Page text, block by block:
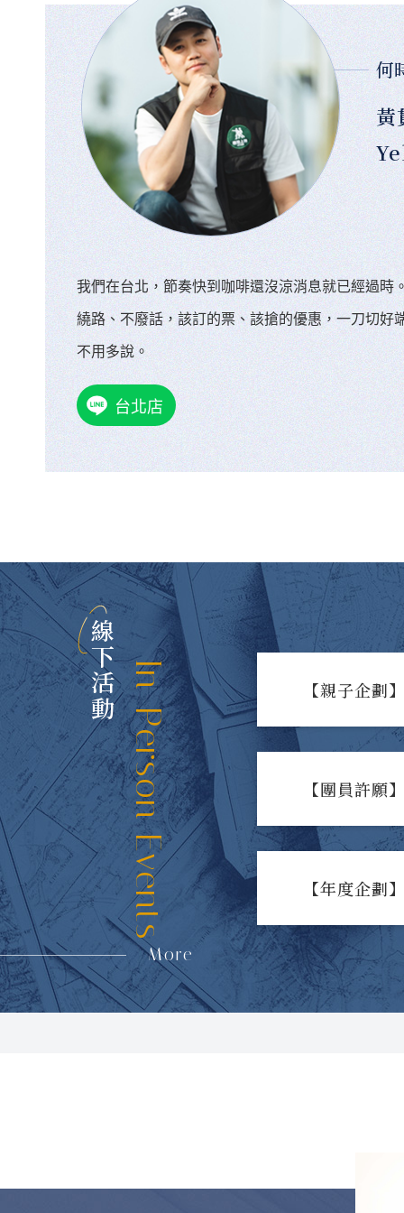
何
黃
我們在台北，節奏快到咖啡還沒涼消息就已經過
繞路、不廢話，該訂的票、該搶的優惠，一刀切
不用多說。
台北店
線下活動In-Person Events
More
【親子企劃
【團員許願
【年度企劃